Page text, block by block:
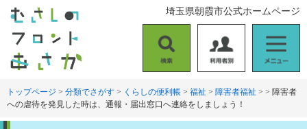
す
。
し
て
索
用
者
別
ニ
ュ
埼玉県朝霞市公式ホームページ
トップページ > 分類でさがす > くらしの便利帳 > 福祉 > 障害者福祉 > > 障害者
への虐待を発見した時は、通報・届出窓口へ連絡をしましょう！